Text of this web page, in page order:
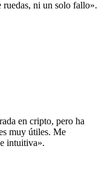
ni un solo fallo».
en cripto, pero ha
muy útiles. Me
intuitiva».